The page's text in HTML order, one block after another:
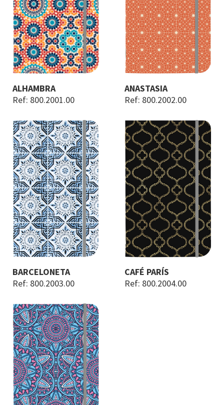
ALHAMBRA
Ref: 800.2001.00
ANASTASIA
Ref: 800.2002.00
BARCELONETA
Ref: 800.2003.00
CAFÉ PARÍS
Ref: 800.2004.00